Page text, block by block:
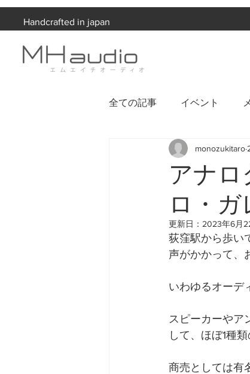
Handcrafted in japan
全ての記事 イベント
お知らせ
アナロ
ロ・ガ
monozukitaro
更新日： 2023年6月
荻窪駅から歩い
声がかかって、
いわゆるオーデ
スピーカーやア
して、ほぼ1種
商売としては有